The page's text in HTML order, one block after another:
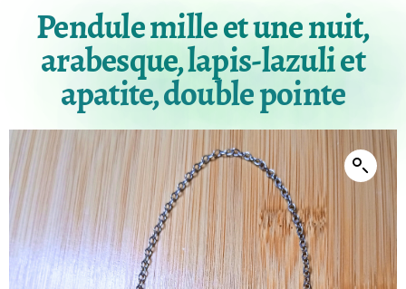
Pendule mille et une nuit,
arabesque, lapis-lazuli et
apatite, double pointe